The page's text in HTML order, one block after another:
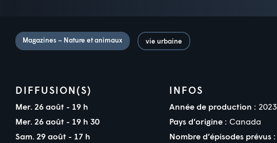
Magazines – Nature et animaux vie urbaine
DIFFUSION(S)
Mer. 26 août - 19 h
Mer. 26 août - 19 h 30
Sam. 29 août - 17 h
INFOS
Année de production : 2023
Pays d’origine : Canada
Nombre d’épisodes prévus :